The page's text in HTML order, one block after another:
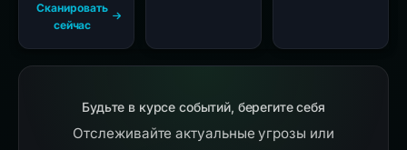
Сканировать
сейчас
Будьте в курсе событий, берегите себя
Отслеживайте актуальные угрозы или